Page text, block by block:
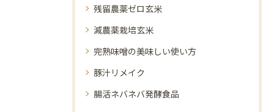
残留農薬ゼロ玄米
減農薬栽培玄米
完熟味噌の美味しい使い方
豚汁リメイク
腸活ネバネバ発酵食品